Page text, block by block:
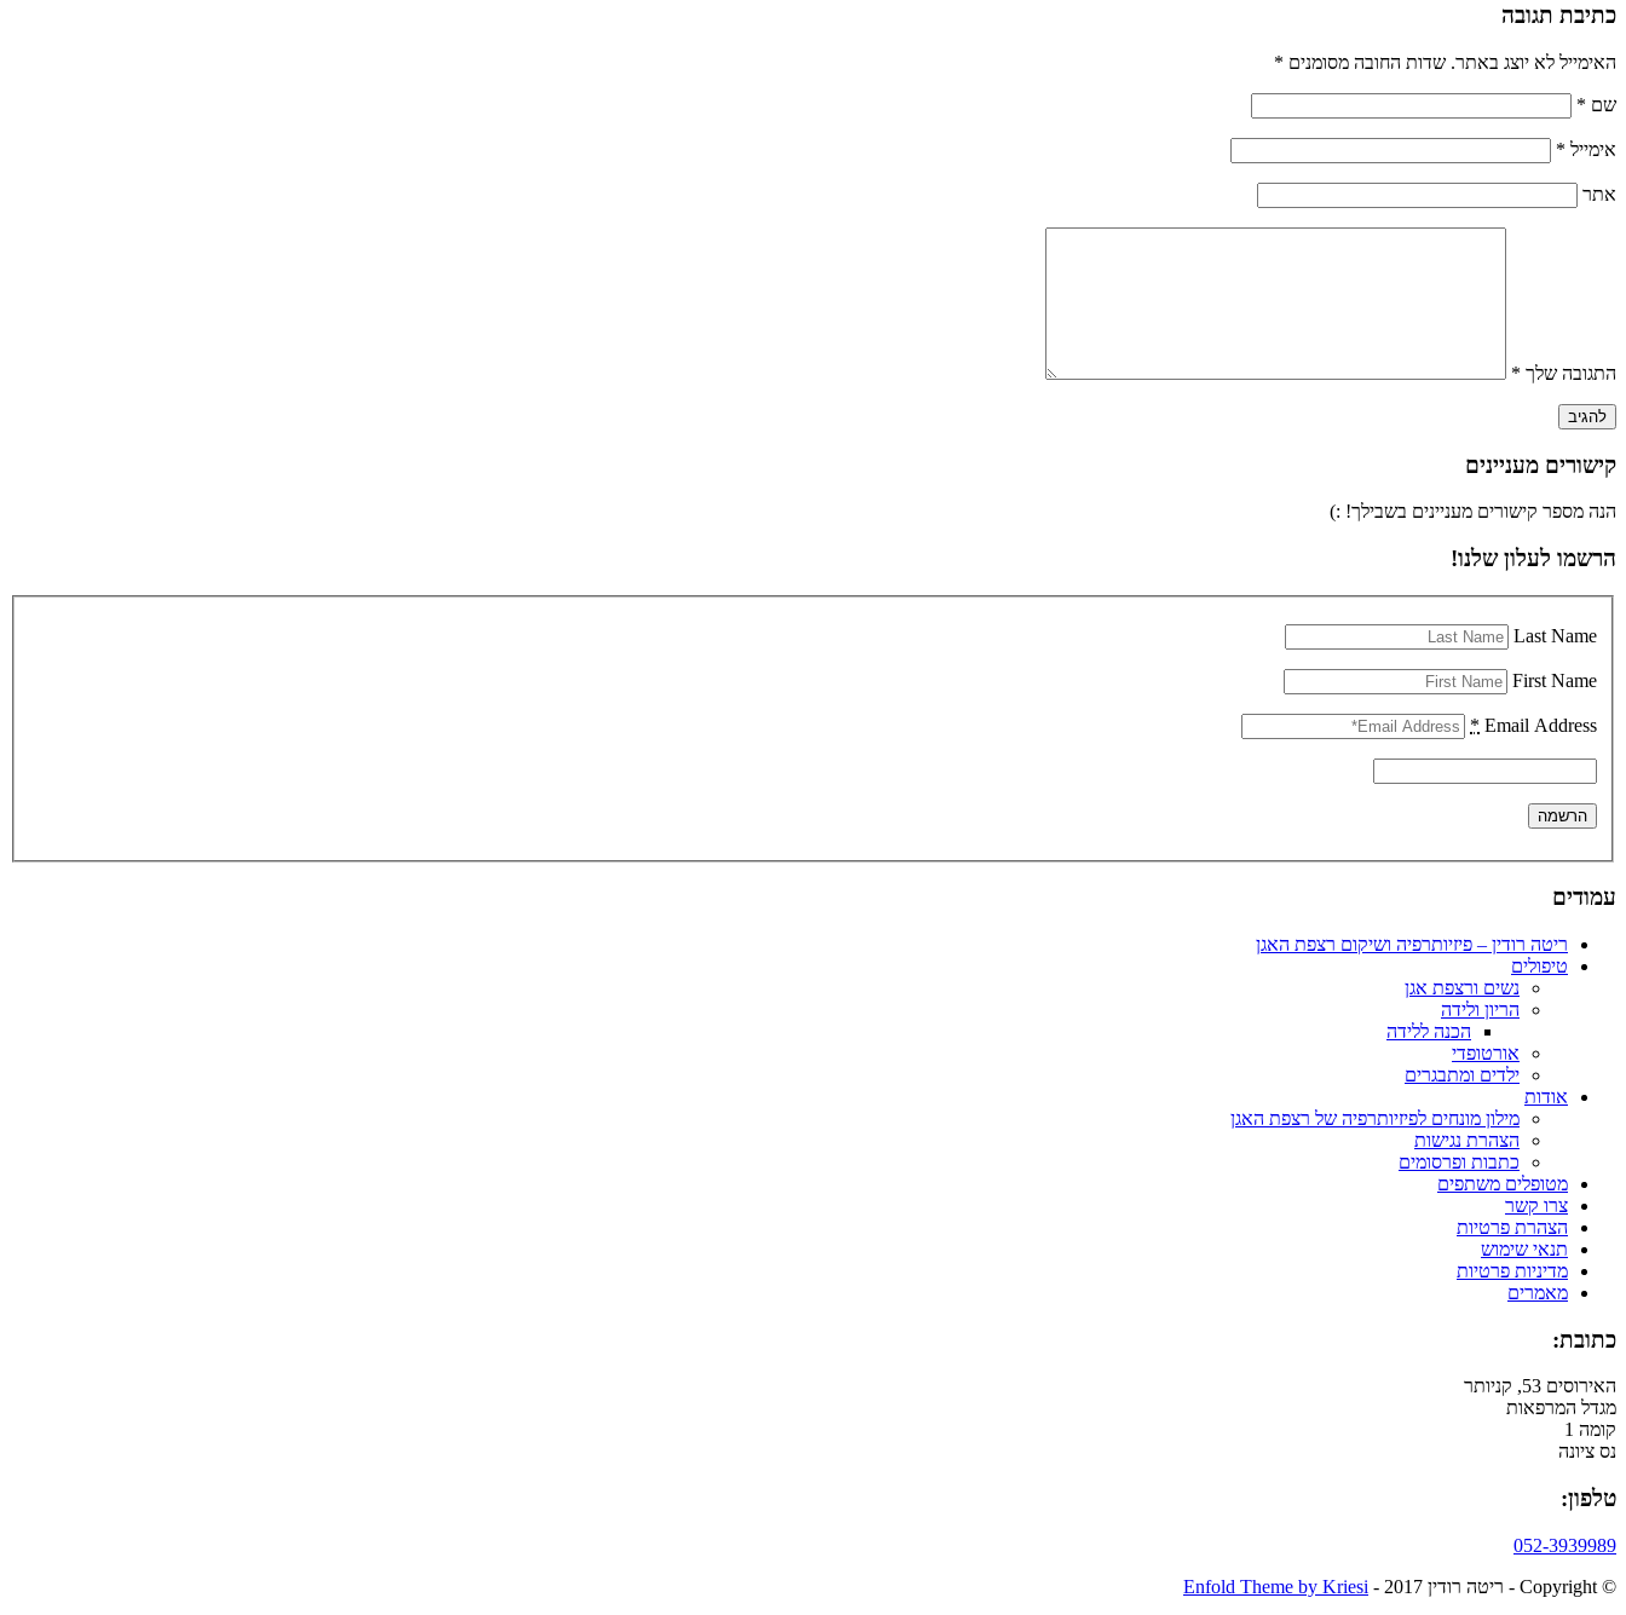
כתיבת תגובה
האימייל לא יוצג באתר. שדות החובה מסומנים *
שם *
אימייל *
אתר
התגובה שלך *
קישורים מעניינים
הנה מספר קישורים מעניינים בשבילך! :)
הרשמו לעלון שלנו!
Last Name
First Name
Email Address
*
עמודים
ריטה רודין – פיזיותרפיה ושיקום רצפת האגן
טיפולים
נשים ורצפת אגן
הריון ולידה
הכנה ללידה
אורטופדי
ילדים ומתבגרים
אודות
מילון מונחים לפיזיותרפיה של רצפת האגן
הצהרת נגישות
כתבות ופרסומים
מטופלים משתפים
צרו קשר
הצהרת פרטיות
תנאי שימוש
מדיניות פרטיות
מאמרים
כתובת:
האירוסים 53, קניותר
מגדל המרפאות
קומה 1
נס ציונה
טלפון:
052-3939989
© ‫Copyright - ריטה רודין 2017 -
Enfold Theme by Kriesi